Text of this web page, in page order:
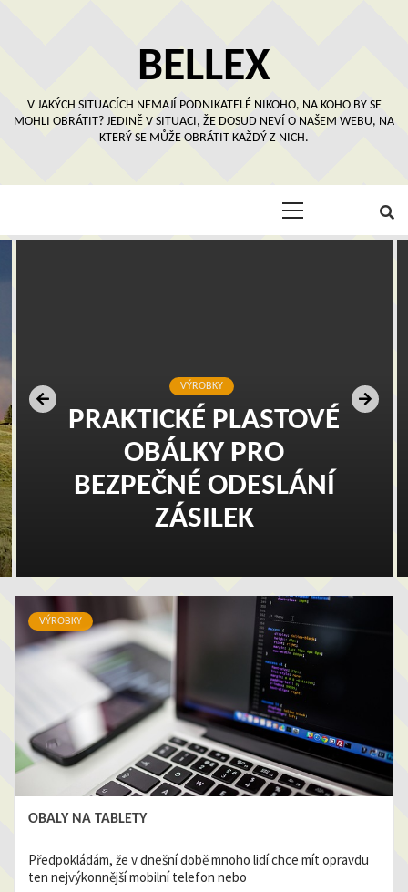
BELLEX
V JAKÝCH SITUACÍCH NEMAJÍ PODNIKATELÉ NIKOHO, NA KOHO BY SE
MOHLI OBRÁTIT? JEDINĚ V SITUACI, ŽE DOSUD NEVÍ O NAŠEM WEBU, NA
KTERÝ SE MŮŽE OBRÁTIT KAŽDÝ Z NICH.
VÝROBKY
PRAKTICKÉ PLASTOVÉ
OBÁLKY PRO
BEZPEČNÉ ODESLÁNÍ
ZÁSILEK
VÝROBKY
OBALY NA TABLETY
Předpokládám, že v dnešní době mnoho lidí chce mít opravdu
ten nejvýkonnější mobilní telefon nebo